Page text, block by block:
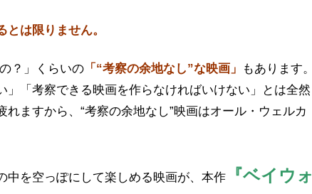
は限りません。
？」くらいの 「“考察の余地なし”な映画」
もあります。
「考察できる映画を作らなければいけない」とは全然
ますから、“考察の余地なし”映画はオール・ウェルカ
中を空っぽにして楽しめる映画が、本作 『ベイウォ